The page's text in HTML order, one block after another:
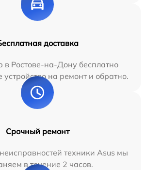
доставка
в Ростове-на-Дону бесплатно
устройство на ремонт и обратно.
Срочный ремонт
техники Asus мы
в течение 2 часов.